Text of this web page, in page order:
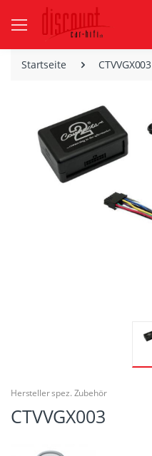
Startseite CTVVGX003
Hersteller spez. Zubehör
CTVVGX003